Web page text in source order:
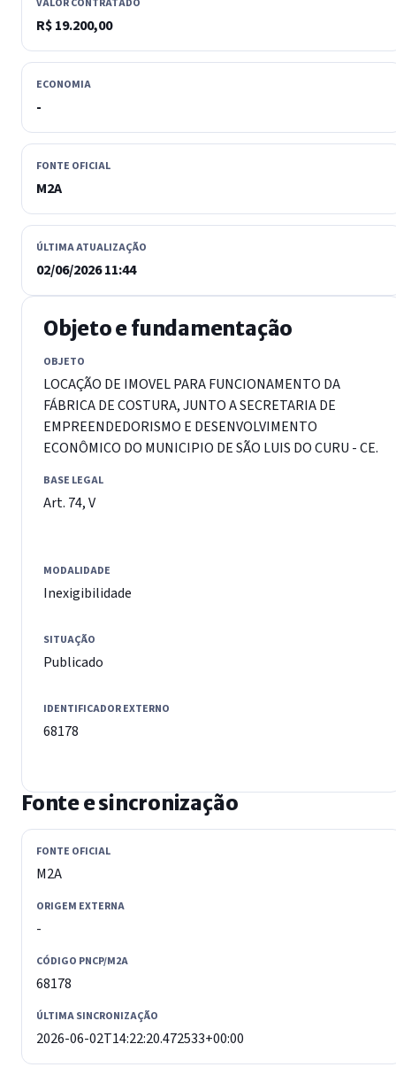
R$ 19.200,00
ECONOMIA
-
FONTE OFICIAL
M2A
ÚLTIMA ATUALIZAÇÃO
02/06/2026 11:44
Objeto e fundamentação
OBJETO
LOCAÇÃO DE IMOVEL PARA FUNCIONAMENTO DA
FÁBRICA DE COSTURA, JUNTO A SECRETARIA DE
EMPREENDEDORISMO E DESENVOLVIMENTO
ECONÔMICO DO MUNICIPIO DE SÃO LUIS DO CURU - CE.
BASE LEGAL
Art. 74, V
MODALIDADE
Inexigibilidade
SITUAÇÃO
Publicado
IDENTIFICADOR EXTERNO
68178
Fonte e sincronização
FONTE OFICIAL
M2A
ORIGEM EXTERNA
-
CÓDIGO PNCP/M2A
68178
ÚLTIMA SINCRONIZAÇÃO
2026-06-02T14:22:20.472533+00:00